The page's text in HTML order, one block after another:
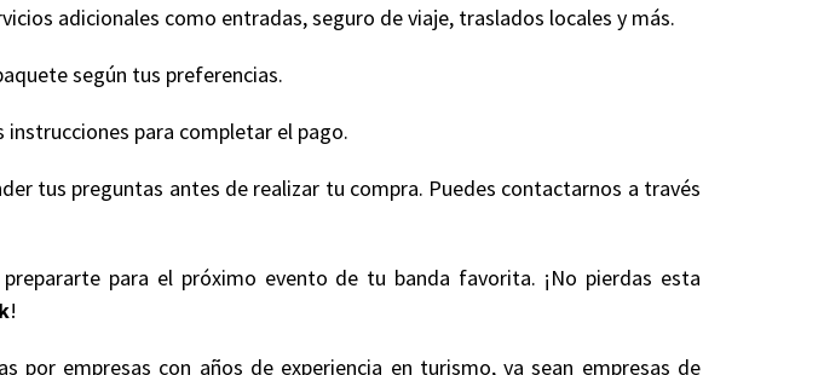
adicionales como entradas, seguro de viaje, traslados locales y más.
según tus preferencias.
para completar el pago.
tus preguntas antes de realizar tu compra. Puedes contactarnos a través
para el próximo evento de tu banda favorita. ¡No pierdas esta
!
por empresas con años de experiencia en turismo, ya sean empresas de